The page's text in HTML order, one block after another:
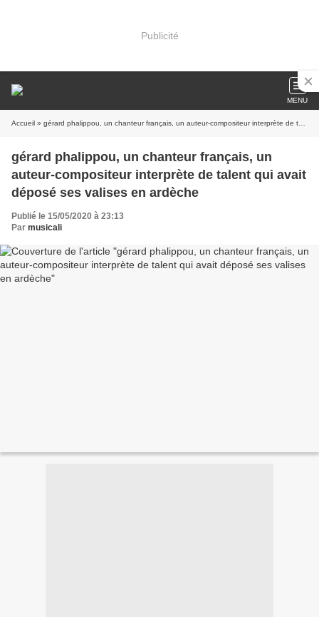
Publicité
MENU
Accueil » gérard phalippou, un chanteur français, un auteur-compositeur interprète de talent qui avait déposé ses valises en ardèche
gérard phalippou, un chanteur français, un
auteur-compositeur interprète de talent qui avait
déposé ses valises en ardèche
Publié le 15/05/2020 à 23:13
Par musicali